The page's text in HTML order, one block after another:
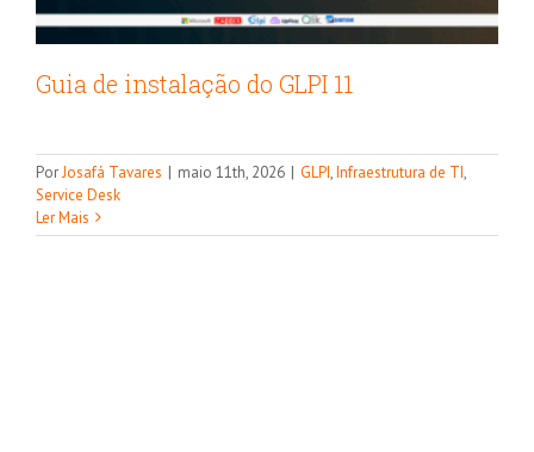
Guia de instalação do GLPI 11
PorJosafá Tavares | maio 11th, 2026 | GLPI,Infraestrutura de TI,
Service Desk
Ler Mais